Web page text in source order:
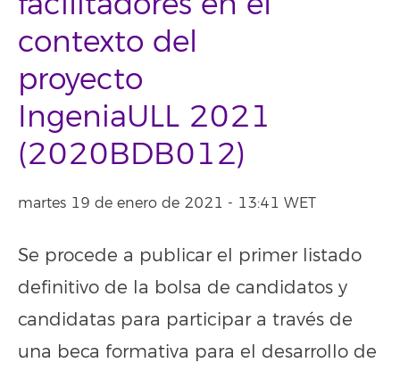
contexto del
proyecto
IngeniaULL 2021
(2020BDB012)
martes 19 de enero de 2021 - 13:41 WET
Se procede a publicar el primer listado
definitivo de la bolsa de candidatos y
candidatas para participar a través de
una beca formativa para el desarrollo de